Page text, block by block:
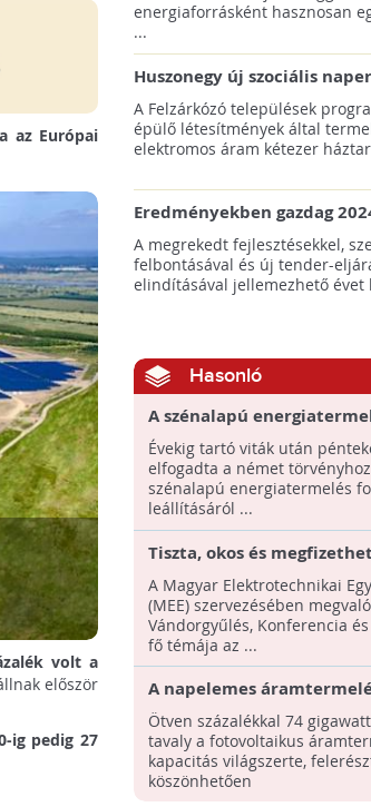
az Európai
volt a
először
ig pedig 27
energiaforrásként hasznosan
...
Huszonegy új szociális
hátrányos helyzetű
külterületén!
A Felzárkózó települések
épülő létesítmények által
elektromos áram kétezer
Eredményekben gazdag
az amerikai tengeri
A megrekedt fejlesztésekkel,
felbontásával és új tender-
elindításával jellemezhető évet
Hasonló
A szénalapú
kivezetése mellett döntött
német kormány
Évekig tartó viták után
elfogadta a német
szénalapú energiatermelés
leállításáról ...
Tiszta, okos és
energia a jövő kulcsa
A Magyar Elektrotechnikai
(MEE) szervezésében
Vándorgyűlés, Konferencia
fő témája az ...
A napelemes
leggyorsabban növekvő
megújítható energiaforrás
Ötven százalékkal 74
tavaly a fotovoltaikus
kapacitás világszerte,
köszönhetően